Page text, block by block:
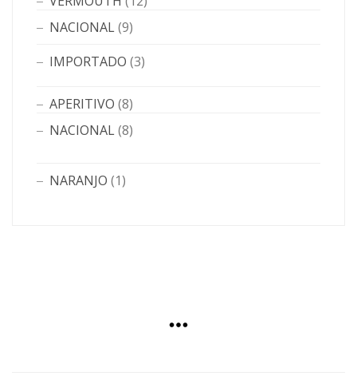
NACIONAL(9)
IMPORTADO (3)
APERITIVO (8)
NACIONAL(8)
NARANJO (1)